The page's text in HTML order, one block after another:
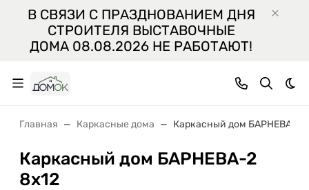
В СВЯЗИ С ПРАЗДНОВАНИЕМ ДНЯ
СТРОИТЕЛЯ ВЫСТАВОЧНЫЕ
ДОМА 08.08.2026 НЕ РАБОТАЮТ!
Главная Каркасные дома Каркасный дом БАРНЕВА-2
Каркасный дом БАРНЕВА-2
8х12